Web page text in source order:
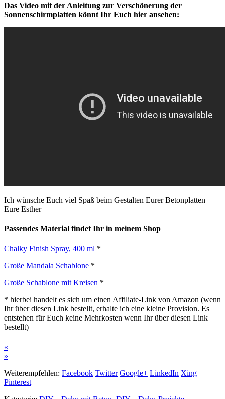
Das Video mit der Anleitung zur Verschönerung der
Sonnenschirmplatten könnt Ihr Euch hier ansehen:
Ich wünsche Euch viel Spaß beim Gestalten Eurer Betonplatten
Eure Esther
Passendes Material findet Ihr in meinem Shop
Chalky Finish Spray, 400 ml *
Große Mandala Schablone *
Große Schablone mit Kreisen *
* hierbei handelt es sich um einen Affiliate-Link von Amazon (wenn
Ihr über diesen Link bestellt, erhalte ich eine kleine Provision. Es
entstehen für Euch keine Mehrkosten wenn Ihr über diesen Link
bestellt)
«
»
Weiterempfehlen: Facebook Twitter Google+ LinkedIn Xing
Pinterest